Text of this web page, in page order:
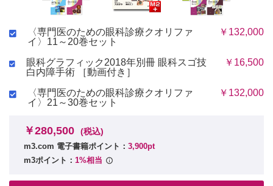
〈専門医のための眼科診療クオリファ
イ〉11～20巻セット
￥132,000
眼科グラフィック2018年別冊 眼科スゴ技
白内障手術 ［動画付き］
￥16,500
〈専門医のための眼科診療クオリファ
イ〉21～30巻セット
￥132,000
￥280,500 (税込)
m3.com 電子書籍ポイント： 3,900pt
m3ポイント： 1%相当